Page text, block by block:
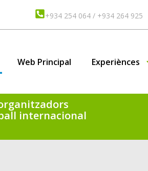
+934 254 064 / +934 264 925
Web Principal Experiènces
internacional